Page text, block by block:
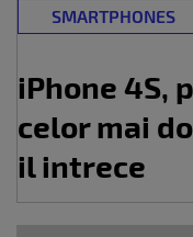
SMARTPHONES
iPhone 4S,
celor mai
il intrece